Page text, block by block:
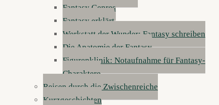
Fantasy Genres
Fantasy erklärt
Werkstatt der Wunder: Fantasy schreiben
Die Anatomie der Fantasy
Figurenklinik: Notaufnahme für Fantasy-
Charaktere
Reisen durch die Zwischenreiche
Kurzgeschichten